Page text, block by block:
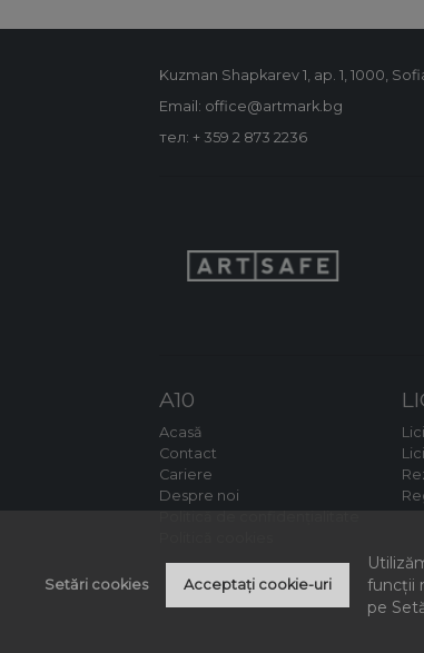
Kuzman Shapkarev 1, ap. 1, 1000,
Email: office@artmark.bg
тел: + 359 2 873 2236
A10
Acasă
Contact
Cariere
Despre noi
funcții
pe
Setări cookies Acceptați cookie-uri